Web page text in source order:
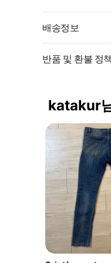
배송정보
반품 및 환불 정책
katakur